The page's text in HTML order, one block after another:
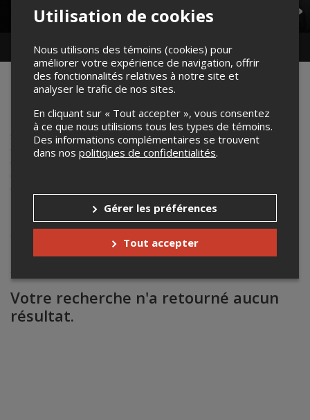
LIM 2024-2025
La Ligue d'Improvisation Montréalaise se distingue par
son approche créative tout à fait unique. Plutôt que
d'opposer deux équipes en compétition,la LIM
chaque semaine de nouvelles avenues conceptuelles afin
Composition des troupes disponibles à cette adresse
LIM - Ligue d'Improvisation Montréalaise - Accueil
Pour réservations de tables, tarifs de
Votre recherche n'a retourné aucun
résultat.
Utilisation de cookies
Nous utilisons des témoins (cookies) pour
améliorer votre expérience de navigation, offrir
des fonctionnalités relatives à notre site et
analyser le trafic de nos sites.
En cliquant sur « Tout accepter », vous consentez
à ce que nous utilisions tous les types de témoins.
Des informations complémentaires se trouvent
dans nos politiques de confidentialités.
Gérer les préférences
Tout accepter